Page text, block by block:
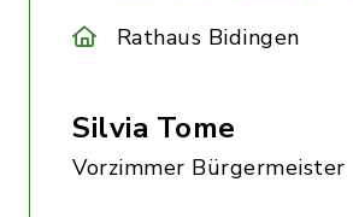
Rathaus Bidingen
Silvia Tome
Vorzimmer Bürgermeister